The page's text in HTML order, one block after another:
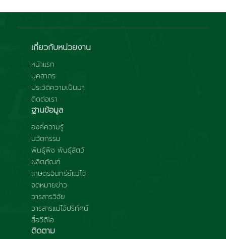
เกี่ยวกับหน่วยงาน
หน้าแรก
บุคลากร
ประวัติความเป็นมา
ติดต่อเรา
ฐานข้อมูล
องค์ความรู้
นวัตกรรม
พันธุ์พืช พันธุ์สัตว์
ผลิตภัณฑ์
เกษตรอินทรีย์แม่โจ้
จดหมายข่าว
วารสารวิจัย
วารสารแม่โจ้ปริทัศน์
สื่อวีดีโอ
ติดตาม